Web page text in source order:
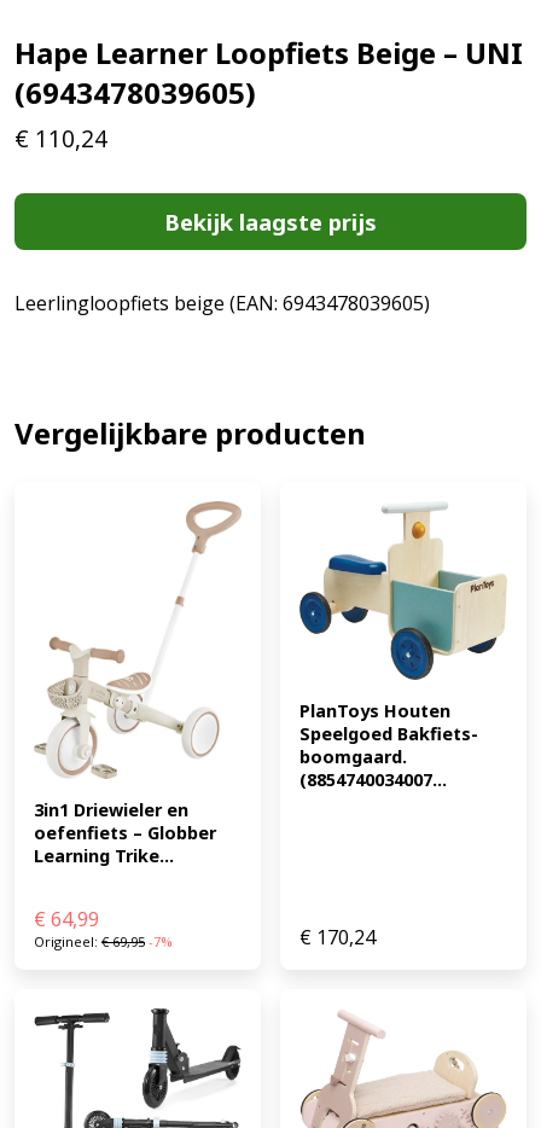
Hape Learner Loopfiets Beige – UNI
(6943478039605)
€ 110,24
Bekijk laagste prijs
Leerlingloopfiets beige (EAN: 6943478039605)
Vergelijkbare producten
3in1 Driewieler en
oefenfiets – Globber
Learning Trike...
€ 64,99
Origineel: €69,95 -7%
PlanToys Houten
Speelgoed Bakfiets-
boomgaard.
(8854740034007...
€ 170,24